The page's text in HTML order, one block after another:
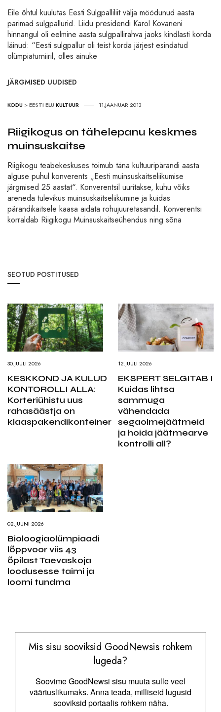
Eile õhtul kuulutas Eesti Sulgpalliliit välja möödunud aasta
parimad sulgpallurid. Liidu presidendi Karol Kovaneni
hinnangul oli eelmine aasta sulgpallirahva jaoks kindlasti korda
läinud: “Eesti sulgpallur oli teist korda järjest esindatud
olümpiaturniiril, olles ainuke
JÄRGMISED UUDISED
KODU >EESTI ELU KULTUUR 11.JAANUAR 2013
Riigikogus on tähelepanu keskmes
muinsuskaitse
Riigikogu teabekeskuses toimub täna kultuuripärandi aasta
alguse puhul konverents „Eesti muinsuskaitseliikumise
järgmised 25 aastat“. Konverentsil uuritakse, kuhu võiks
areneda tulevikus muinsuskaitseliikumine ja kuidas
pärandikaitsele kaasa aidata rohujuuretasandil. Konverentsi
korraldab Riigikogu Muinsuskaitseühendus ning sõna
SEOTUD POSTITUSED
30.JUULI 2026
KESKKOND JA KULUD
KONTOROLLI ALLA:
Korteriühistu uus
rahasäästja on
klaaspakendikonteiner
12.JUULI 2026
EKSPERT SELGITAB I
Kuidas lihtsa
sammuga
vähendada
segaolmejäätmeid
ja hoida jäätmearve
kontrolli all?
02.JUUNI 2026
Bioloogiaolümpiaadi
lõppvoor viis 43
õpilast Taevaskoja
loodusesse taimi ja
loomi tundma
Mis sisu sooviksid GoodNewsis rohkem
lugeda?
Soovime GoodNewsi sisu muuta sulle veel
väärtuslikumaks. Anna teada, milliseid lugusid
sooviksid portaalis rohkem näha.